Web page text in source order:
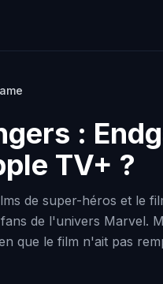
:
TV+ ?
de super-héros et le
de l'univers Marvel.
que le film n'ait pas